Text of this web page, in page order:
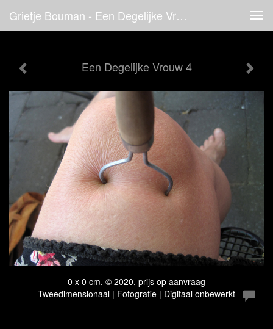
Grietje Bouman - Een Degelijke Vrouw 4
Een Degelijke Vrouw 4
0 x 0 cm, © 2020, prijs op aanvraag
Tweedimensionaal | Fotografie | Digitaal onbewerkt